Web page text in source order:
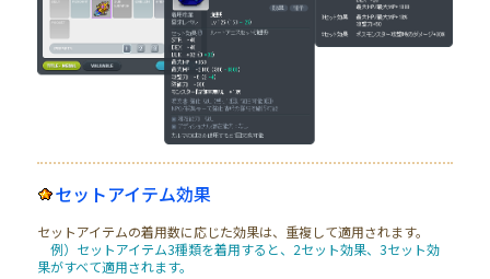
セットアイテム効果
セットアイテムの着用数に応じた効果は、重複して適用されます。
例）セットアイテム3種類を着用すると、2セット効果、3セット効
果がすべて適用されます。